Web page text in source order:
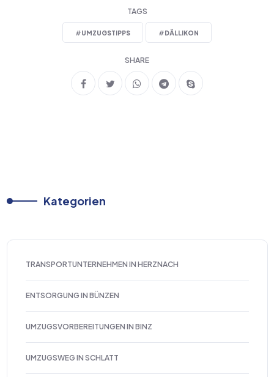
TAGS
#UMZUGSTIPPS #DÄLLIKON
SHARE
Kategorien
TRANSPORTUNTERNEHMEN IN HERZNACH
ENTSORGUNG IN BÜNZEN
UMZUGSVORBEREITUNGEN IN BINZ
UMZUGSWEG IN SCHLATT